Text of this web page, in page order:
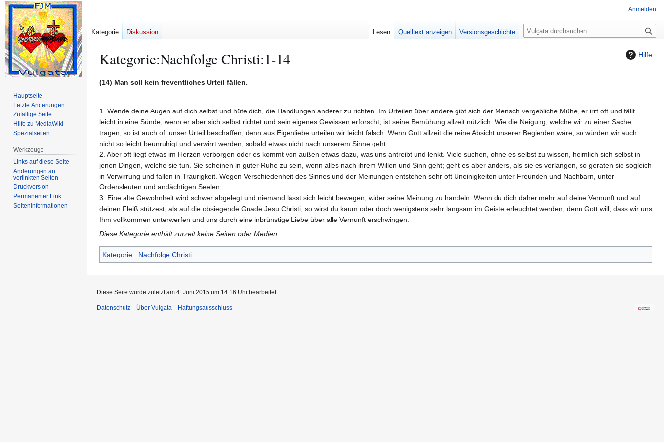
Hilfe
Kategorie:Nachfolge Christi:1-14
Zur
Zur
(14) Man soll kein freventliches Urteil fällen.
1. Wende deine Augen auf dich selbst und hüte dich, die Handlungen anderer zu richten. Im Urteilen über andere gibt sich der Mensch vergebliche Mühe, er irrt oft und fällt
leicht in eine Sünde; wenn er aber sich selbst richtet und sein eigenes Gewissen erforscht, ist seine Bemühung allzeit nützlich. Wie die Neigung, welche wir zu einer Sache
tragen, so ist auch oft unser Urteil beschaffen, denn aus Eigenliebe urteilen wir leicht falsch. Wenn Gott allzeit die reine Absicht unserer Begierden wäre, so würden wir auch
nicht so leicht beunruhigt und verwirrt werden, sobald etwas nicht nach unserem Sinne geht.
2. Aber oft liegt etwas im Herzen verborgen oder es kommt von außen etwas dazu, was uns antreibt und lenkt. Viele suchen, ohne es selbst zu wissen, heimlich sich selbst in
jenen Dingen, welche sie tun. Sie scheinen in guter Ruhe zu sein, wenn alles nach ihrem Willen und Sinn geht; geht es aber anders, als sie es verlangen, so geraten sie sogleich
in Verwirrung und fallen in Traurigkeit. Wegen Verschiedenheit des Sinnes und der Meinungen entstehen sehr oft Uneinigkeiten unter Freunden und Nachbarn, unter
Ordensleuten und andächtigen Seelen.
3. Eine alte Gewohnheit wird schwer abgelegt und niemand lässt sich leicht bewegen, wider seine Meinung zu handeln. Wenn du dich daher mehr auf deine Vernunft und auf
deinen Fleiß stützest, als auf die obsiegende Gnade Jesu Christi, so wirst du kaum oder doch wenigstens sehr langsam im Geiste erleuchtet werden, denn Gott will, dass wir uns
Ihm vollkommen unterwerfen und uns durch eine inbrünstige Liebe über alle Vernunft erschwingen.
Diese Kategorie enthält zurzeit keine Seiten oder Medien.
Kategorie: Nachfolge Christi
Anmelden
Kategorie Diskussion Lesen Quelltext anzeigen Versionsgeschichte
S
u
e
Hauptseite
Letzte Änderungen
Zufällige Seite
Hilfe zu MediaWiki
Spezialseiten
Werkzeuge
Links auf diese Seite
Änderungen an
verlinkten Seiten
Druckversion
Permanenter Link
Seiten­­informationen
Diese Seite wurde zuletzt am 4. Juni 2015 um 14:16 Uhr bearbeitet.
Datenschutz Über Vulgata Haftungsausschluss